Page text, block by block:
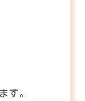
す。